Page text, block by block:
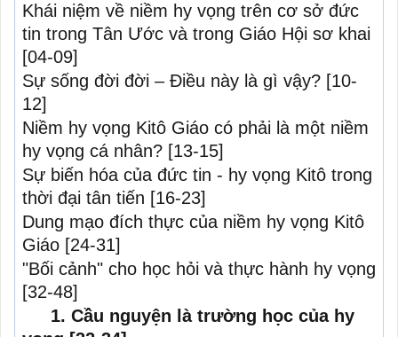
Khái niệm về niềm hy vọng trên cơ sở đức
tin trong Tân Ước và trong Giáo Hội sơ khai
[04-09]
Sự sống đời đời – Điều này là gì vậy?[10-
12]
Niềm hy vọng Kitô Giáo có phải là một niềm
hy vọng cá nhân?[13-15]
Sự biến hóa của đức tin - hy vọng Kitô trong
thời đại tân tiến [16-23]
Dung mạo đích thực của niềm hy vọng Kitô
Giáo[24-31]
"Bối cảnh" cho học hỏi và thực hành hy vọng
[32-48]
1. Cầu nguyện là trường học của hy